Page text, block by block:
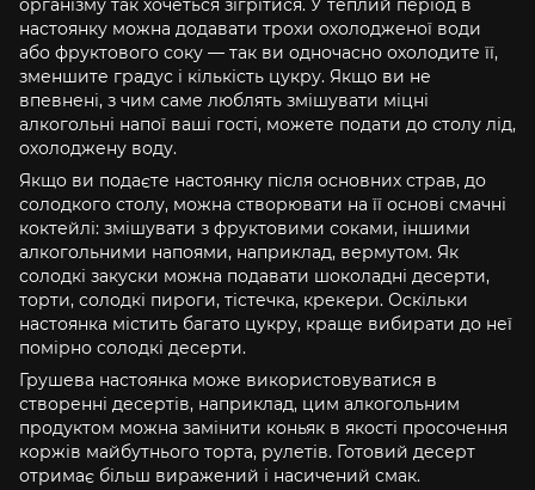
організму так хочеться зігрітися. У теплий період в
настоянку можна додавати трохи охолодженої води
або фруктового соку — так ви одночасно охолодите її,
зменшите градус і кількість цукру. Якщо ви не
впевнені, з чим саме люблять змішувати міцні
алкогольні напої ваші гості, можете подати до столу лід,
охолоджену воду.
Якщо ви подаєте настоянку після основних страв, до
солодкого столу, можна створювати на її основі смачні
коктейлі: змішувати з фруктовими соками, іншими
алкогольними напоями, наприклад, вермутом. Як
солодкі закуски можна подавати шоколадні десерти,
торти, солодкі пироги, тістечка, крекери. Оскільки
настоянка містить багато цукру, краще вибирати до неї
помірно солодкі десерти.
Грушева настоянка може використовуватися в
створенні десертів, наприклад, цим алкогольним
продуктом можна замінити коньяк в якості просочення
коржів майбутнього торта, рулетів. Готовий десерт
отримає більш виражений і насичений смак.